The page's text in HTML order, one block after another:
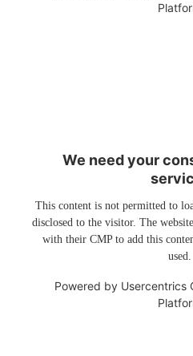
We need your
This content is not permitted to
disclosed to the visitor. The
with their CMP to add this
used.
Powered by Usercentrics